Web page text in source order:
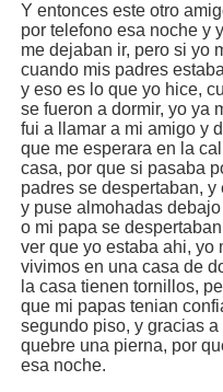
Y entonces este otro
por telefono esa noche y
me dejaban ir, pero si yo
cuando mis padres
y eso es lo que yo hice,
se fueron a dormir, yo ya
fui a llamar a mi amigo y
que me esperara en la
casa, por que si pasaba
padres se despertaban,
y puse almohadas
o mi papa se
ver que yo estaba ahi, yo
vivimos en una casa de
la casa tienen tornillos,
que mi papas tenian
segundo piso, y gracias
quebre una pierna, por
esa noche.